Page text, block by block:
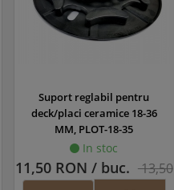
Suport reglabil pentru
deck/placi ceramice 18-36
MM, PLOT-18-35
In stoc
11,50 RON / buc. 13,50